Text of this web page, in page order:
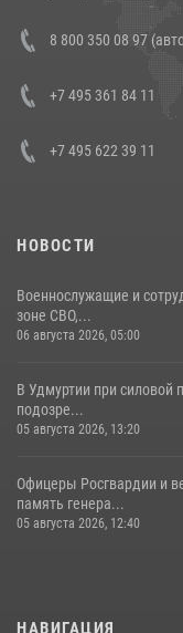
В Росгвардии прошла
боевого опыта
8 800 350 08 97
+7 495 361 84 11
+7 495 622 39 11
НОВОСТИ
Военнослужащие и
зоне СВО,...
06 августа 2026, 05:00
В Удмуртии при силовой
подозре...
05 августа 2026, 13:20
Офицеры Росгвардии и
память генера...
05 августа 2026, 12:40
НАВИГАЦИЯ